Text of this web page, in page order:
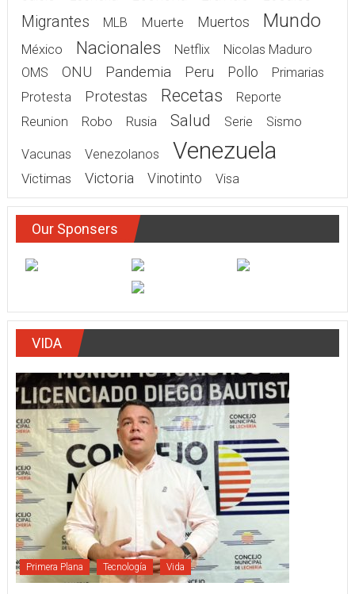
Migrantes MLB Muerte Muertos Mundo
México Nacionales Netflix
Nicolas Maduro
OMS
ONU Pandemia Peru Pollo
Primarias
Protesta
Protestas Recetas
Reporte
Reunion
Robo Rusia Salud Serie Sismo
Vacunas Venezolanos Venezuela
Victimas Victoria Vinotinto Visa
Our Sponsers
VIDA
Primera Plana Tecnología Vida